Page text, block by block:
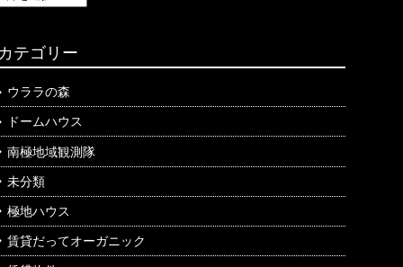
テゴリー
ウララの森
ドームハウス
南極地域観測隊
未分類
極地ハウス
賃貸だってオーガニック